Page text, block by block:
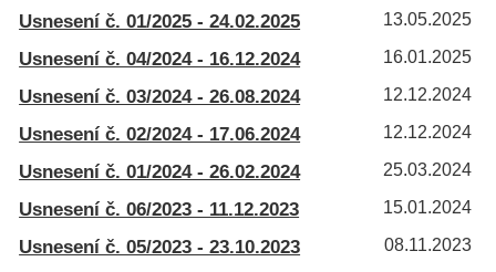
13.05.2025
Usnesení č. 01/2025 - 24.02.2025
16.01.2025
Usnesení č. 04/2024 - 16.12.2024
12.12.2024
Usnesení č. 03/2024 - 26.08.2024
12.12.2024
Usnesení č. 02/2024 - 17.06.2024
25.03.2024
Usnesení č. 01/2024 - 26.02.2024
15.01.2024
Usnesení č. 06/2023 - 11.12.2023
08.11.2023
Usnesení č. 05/2023 - 23.10.2023